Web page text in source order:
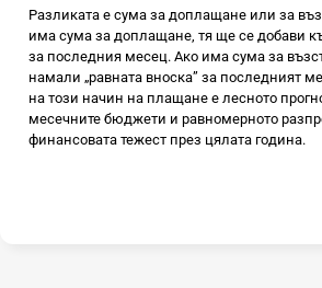
Разликата е сума за доплащане или за
има сума за доплащане, тя ще се добави
за последния месец. Ако има сума за
намали „равната вноска” за последният
на този начин на плащане е лесното
месечните бюджети и равномерното
финансовата тежест през цялата година.